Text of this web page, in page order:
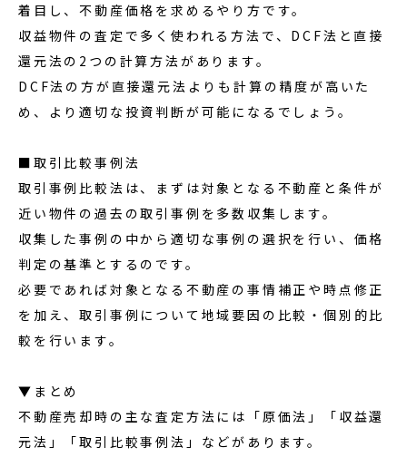
着目し、不動産価格を求めるやり方です。
収益物件の査定で多く使われる方法で、DCF法と直接
還元法の2つの計算方法があります。
DCF法の方が直接還元法よりも計算の精度が高いた
め、より適切な投資判断が可能になるでしょう。
■取引比較事例法
取引事例比較法は、まずは対象となる不動産と条件が
近い物件の過去の取引事例を多数収集します。
収集した事例の中から適切な事例の選択を行い、価格
判定の基準とするのです。
必要であれば対象となる不動産の事情補正や時点修正
を加え、取引事例について地域要因の比較・個別的比
較を行います。
▼まとめ
不動産売却時の主な査定方法には「原価法」「収益還
元法」「取引比較事例法」などがあります。